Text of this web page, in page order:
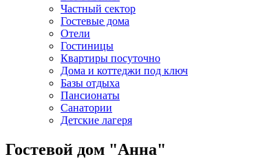
Частный сектор
Гостевые дома
Отели
Гостиницы
Квартиры посуточно
Дома и коттеджи под ключ
Базы отдыха
Пансионаты
Санатории
Детские лагеря
Гостевой дом "Анна"